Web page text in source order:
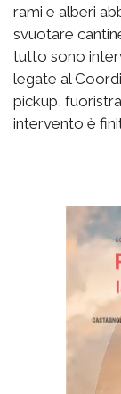
rami e alberi
svuotare
tutto sono
legate al
pickup,
intervento è